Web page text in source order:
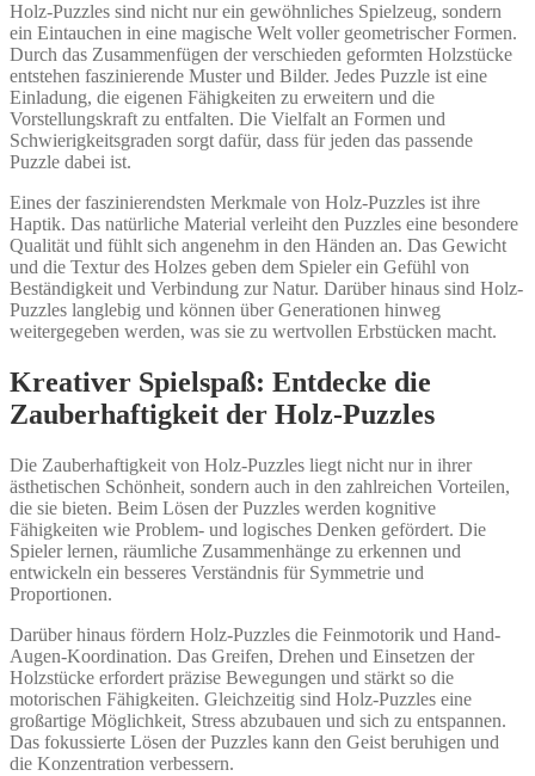
Holz-Puzzles sind nicht nur ein gewöhnliches Spielzeug, sondern
ein Eintauchen in eine magische Welt voller geometrischer Formen.
Durch das Zusammenfügen der verschieden geformten Holzstücke
entstehen faszinierende Muster und Bilder. Jedes Puzzle ist eine
Einladung, die eigenen Fähigkeiten zu erweitern und die
Vorstellungskraft zu entfalten. Die Vielfalt an Formen und
Schwierigkeitsgraden sorgt dafür, dass für jeden das passende
Puzzle dabei ist.
Eines der faszinierendsten Merkmale von Holz-Puzzles ist ihre
Haptik. Das natürliche Material verleiht den Puzzles eine besondere
Qualität und fühlt sich angenehm in den Händen an. Das Gewicht
und die Textur des Holzes geben dem Spieler ein Gefühl von
Beständigkeit und Verbindung zur Natur. Darüber hinaus sind Holz-
Puzzles langlebig und können über Generationen hinweg
weitergegeben werden, was sie zu wertvollen Erbstücken macht.
Kreativer Spielspaß: Entdecke die
Zauberhaftigkeit der Holz-Puzzles
Die Zauberhaftigkeit von Holz-Puzzles liegt nicht nur in ihrer
ästhetischen Schönheit, sondern auch in den zahlreichen Vorteilen,
die sie bieten. Beim Lösen der Puzzles werden kognitive
Fähigkeiten wie Problem- und logisches Denken gefördert. Die
Spieler lernen, räumliche Zusammenhänge zu erkennen und
entwickeln ein besseres Verständnis für Symmetrie und
Proportionen.
Darüber hinaus fördern Holz-Puzzles die Feinmotorik und Hand-
Augen-Koordination. Das Greifen, Drehen und Einsetzen der
Holzstücke erfordert präzise Bewegungen und stärkt so die
motorischen Fähigkeiten. Gleichzeitig sind Holz-Puzzles eine
großartige Möglichkeit, Stress abzubauen und sich zu entspannen.
Das fokussierte Lösen der Puzzles kann den Geist beruhigen und
die Konzentration verbessern.